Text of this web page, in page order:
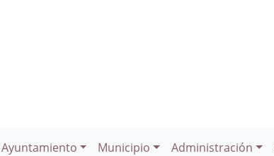
Ayuntamiento Municipio Administración